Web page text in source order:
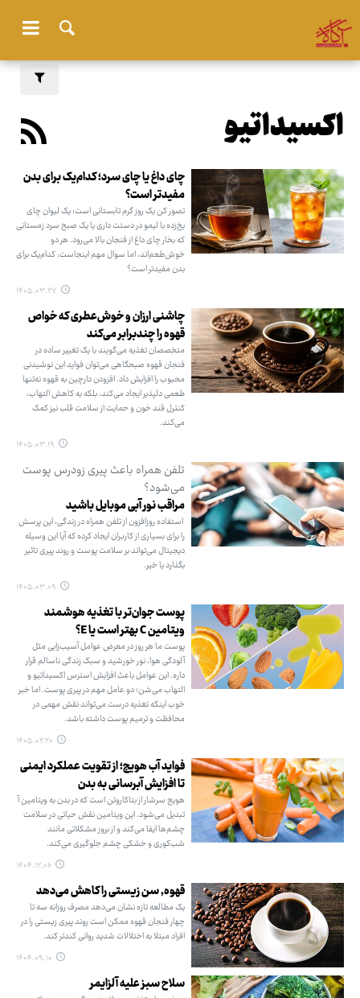
اکسیداتیو
چای داغ یا چای سرد؛ کدام‌یک برای بدن
مفیدتر است؟
تصور کن یک روز گرم تابستانی است؛ یک لیوان چای
یخ‌زده با لیمو در دستت داری یا یک صبح سرد زمستانی
که بخار چای داغ از فنجان بالا می‌رود. هر دو
خوش‌طعم‌اند، اما سوال مهم اینجاست: کدام‌یک برای
بدن مفیدتر است؟
۱۴۰۵.۰۳.۲۷
چاشنی ارزان و خوش‌عطری که خواص
قهوه را چندبرابر می‌کند
متخصصان تغذیه می‌گویند با یک تغییر ساده در
فنجان قهوه صبحگاهی می‌توان فواید این نوشیدنی
محبوب را افزایش داد. افزودن دارچین به قهوه نه‌تنها
طعمی دلپذیر ایجاد می‌کند، بلکه به کاهش التهاب،
کنترل قند خون و حمایت از سلامت قلب نیز کمک
می‌کند.
۱۴۰۵.۰۳.۱۹
تلفن همراه باعث پیری زودرس پوست
می‌شود؟
مراقب نور آبی موبایل باشید
استفاده روزافزون از تلفن همراه در زندگی، این پرسش
را برای بسیاری از کاربران ایجاد کرده که آیا این وسیله
دیجیتال می‌تواند بر سلامت پوست و روند پیری تاثیر
بگذارد یا خیر.
۱۴۰۵.۰۳.۰۹
پوست جوان‌تر با تغذیه هوشمند
ویتامین C بهتر است یا E؟
پوست ما هر روز در معرض عوامل آسیب‌زایی مثل
آلودگی هوا، نور خورشید و سبک زندگی ناسالم قرار
داره. این عوامل باعث افزایش استرس اکسیداتیو و
التهاب می‌شن؛ دو عامل مهم در پیری پوست. اما خبر
خوب اینکه تغذیه درست می‌تواند نقش مهمی در
محافظت و ترمیم پوست داشته باشد.
۱۴۰۵.۰۲.۲۰
فواید آب هویج؛ از تقویت عملکرد ایمنی
تا افزایش آبرسانی به بدن
هویج سرشار از بتاکاروتن است که در بدن به ویتامین آ
تبدیل می‌شود. این ویتامین نقش حیاتی در سلامت
چشم‌ها ایفا می‌کند و از بروز مشکلاتی مانند
شب‌کوری و خشکی چشم جلوگیری می‌کند.
۱۴۰۴.۱۲.۰۶
قهوه, سن زیستی را کاهش می‌دهد
یک مطالعه‌ تازه نشان می‌دهد مصرف روزانه سه تا
چهار فنجان قهوه ممکن است روند پیری زیستی را در
افراد مبتلا به اختلالات شدید روانی کندتر کند.
۱۴۰۴.۰۹.۱۰
سلاح سبز علیه آلزایمر